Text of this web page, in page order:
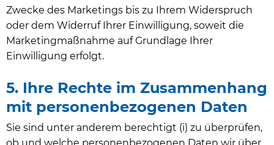
Zwecke des Marketings bis zu Ihrem Widerspruch
oder dem Widerruf Ihrer Einwilligung, soweit die
Marketingmaßnahme auf Grundlage Ihrer
Einwilligung erfolgt.
5. Ihre Rechte im Zusammenhang
mit personenbezogenen Daten
Sie sind unter anderem berechtigt (i) zu überprüfen,